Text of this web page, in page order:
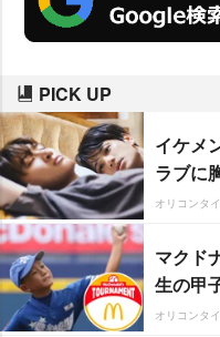
PICK UP
イケメ
ラブに
オリコンタ
マクド
生の甲
オリコンタ